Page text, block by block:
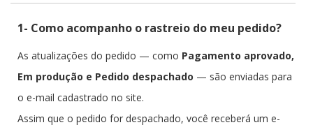
1- Como acompanho o rastreio do meu pedido?
As atualizações do pedido — como Pagamento aprovado,
Em produção e Pedido despachado — são enviadas para
o e-mail cadastrado no site.
Assim que o pedido for despachado, você receberá um e-